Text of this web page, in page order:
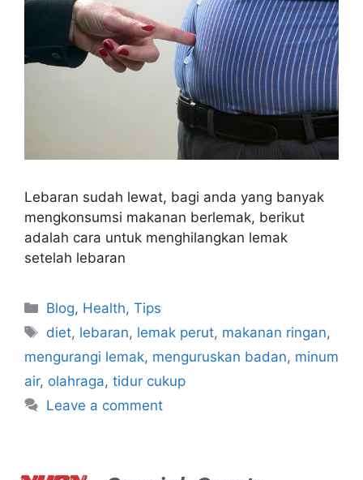
Lebaran sudah lewat, bagi anda yang banyak
mengkonsumsi makanan berlemak, berikut
adalah cara untuk menghilangkan lemak
setelah lebaran
Blog, Health,Tips
diet, lebaran, lemak perut, makanan ringan,
mengurangi lemak, menguruskan badan, minum
air, olahraga, tidur cukup
Leave a comment